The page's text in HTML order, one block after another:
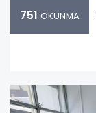
751 OKUNMA